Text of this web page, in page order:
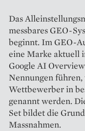
Das
messbares GEO-
beginnt. Im GEO-
eine Marke aktuell
Google AI
Nennungen
Wettbewerber in
genannt werden.
Set bildet die
Massnahmen.